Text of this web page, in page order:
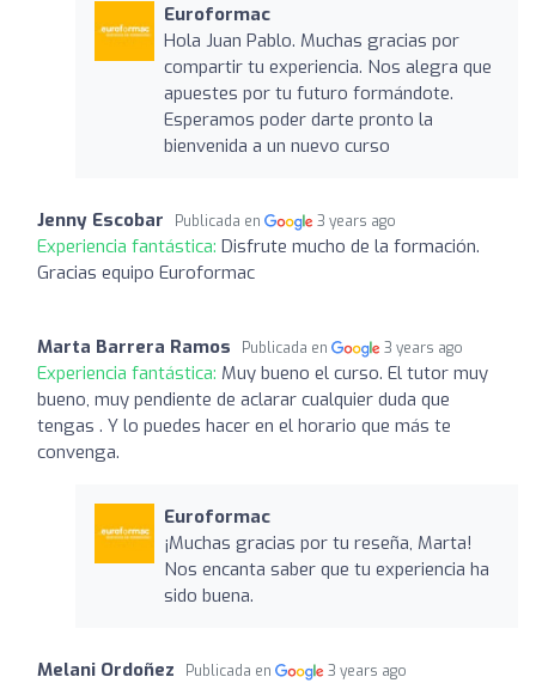
Euroformac
Hola Juan Pablo. Muchas gracias por
compartir tu experiencia. Nos alegra que
apuestes por tu futuro formándote.
Esperamos poder darte pronto la
bienvenida a un nuevo curso
Jenny Escobar Publicada en 3 years ago
Experiencia fantástica: Disfrute mucho de la formación.
Gracias equipo Euroformac
Marta Barrera Ramos Publicada en 3 years ago
Experiencia fantástica: Muy bueno el curso. El tutor muy
bueno, muy pendiente de aclarar cualquier duda que
tengas . Y lo puedes hacer en el horario que más te
convenga.
Euroformac
¡Muchas gracias por tu reseña, Marta!
Nos encanta saber que tu experiencia ha
sido buena.
Melani Ordoñez Publicada en 3 years ago